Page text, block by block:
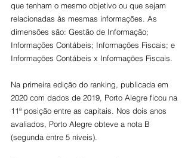
que tenham o mesmo objetivo ou que sejam
relacionadas às mesmas informações. As
dimensões são: Gestão de Informação;
Informações Contábeis; Informações Fiscais; e
Informações Contábeis x Informações Fiscais.
Na primeira edição do ranking, publicada em
2020 com dados de 2019, Porto Alegre ficou na
11ª posição entre as capitais. Nos dois anos
avaliados, Porto Alegre obteve a nota B
(segunda entre 5 níveis).